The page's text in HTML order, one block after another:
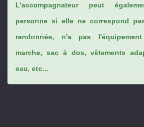
L’accompagnateur peut
personne si elle ne correspond
randonnée, n'a pas
marche, sac à dos, vêtements
eau, etc...